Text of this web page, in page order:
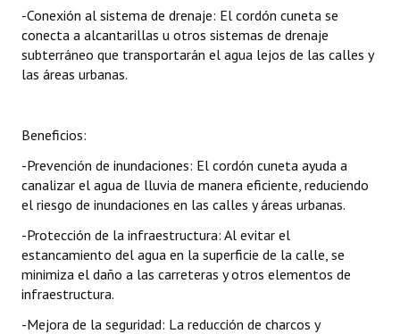
-Conexión al sistema de drenaje: El cordón cuneta se
conecta a alcantarillas u otros sistemas de drenaje
subterráneo que transportarán el agua lejos de las calles y
las áreas urbanas.
Beneficios:
-Prevención de inundaciones: El cordón cuneta ayuda a
canalizar el agua de lluvia de manera eficiente, reduciendo
el riesgo de inundaciones en las calles y áreas urbanas.
-Protección de la infraestructura: Al evitar el
estancamiento del agua en la superficie de la calle, se
minimiza el daño a las carreteras y otros elementos de
infraestructura.
-Mejora de la seguridad: La reducción de charcos y